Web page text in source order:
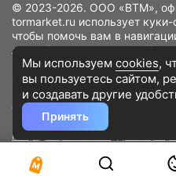
© 2023-2026. ООО «ВТМ»,
tormarket.ru использует
чтобы помочь вам в
лучший пользовательский
использование наших
качество рекламных и
Вы не хотите, чтобы Ваши
обрабатывались, пожалуйста,
в своём браузере.
конфиденциальности
Разработано DST Global
Мы используем cookies,
вы пользуетесь сайтом,
и создавать другие
Принять